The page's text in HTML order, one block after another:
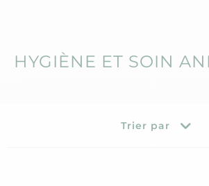
HYGIÈNE ET SOIN
Trier par